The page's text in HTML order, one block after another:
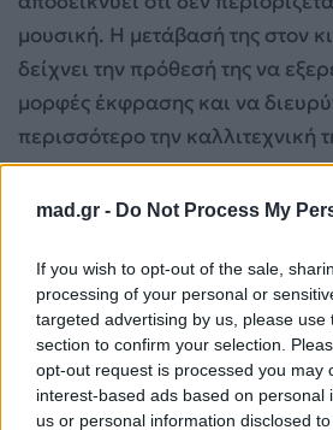
mad.gr - Do Not Process My
If you wish to opt-out of the sale,
processing of your personal or
targeted advertising by us, please use
section to confirm your selection.
opt-out request is processed you may
interest-based ads based on personal
us or personal information disclosed
μουσική. Η μετάβασή της στον
δείχνει την πρόθεσή της να
μορφές έκφρασης και να
περισσότερο την καλλιτεχνική
«Ανάμεσα σε τρεις ζωές»: Μία